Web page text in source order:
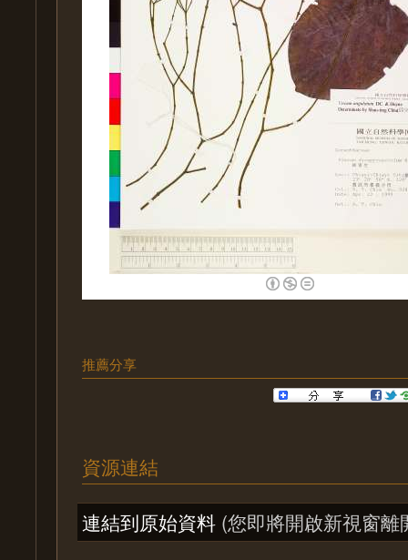
推薦分享
資源連結
連結到原始資料 (您即將開啟新視窗離